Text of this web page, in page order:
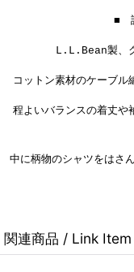
■
L.L.Bean製、
コットン素材のケーブル
程よいバランスの着丈や
中に柄物のシャツをはさ
関連商品 / Link